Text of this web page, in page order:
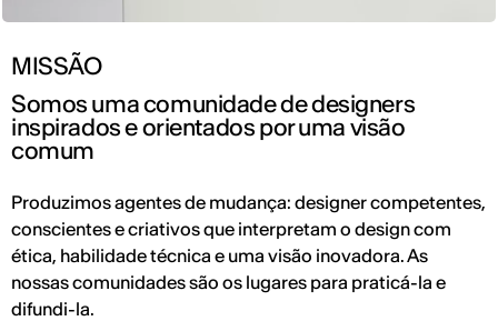
MISSÃO
Somos uma comunidade de designers
inspirados e orientados por uma visão
comum
Produzimos agentes de mudança: designer competentes,
conscientes e criativos que interpretam o design com
ética, habilidade técnica e uma visão inovadora. As
nossas comunidades são os lugares para praticá-la e
difundi-la.